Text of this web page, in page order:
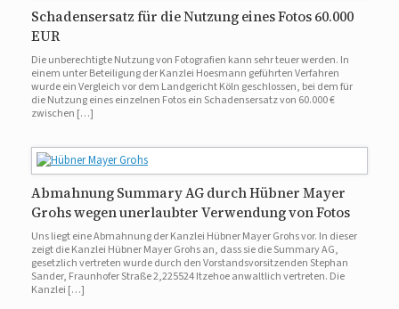
Schadensersatz für die Nutzung eines Fotos 60.000
EUR
Die unberechtigte Nutzung von Fotografien kann sehr teuer werden. In
einem unter Beteiligung der Kanzlei Hoesmann geführten Verfahren
wurde ein Vergleich vor dem Landgericht Köln geschlossen, bei dem für
die Nutzung eines einzelnen Fotos ein Schadensersatz von 60.000 €
zwischen […]
Abmahnung Summary AG durch Hübner Mayer
Grohs wegen unerlaubter Verwendung von Fotos
Uns liegt eine Abmahnung der Kanzlei Hübner Mayer Grohs vor. In dieser
zeigt die Kanzlei Hübner Mayer Grohs an, dass sie die Summary AG,
gesetzlich vertreten wurde durch den Vorstandsvorsitzenden Stephan
Sander, Fraunhofer Straße 2,225524 Itzehoe anwaltlich vertreten. Die
Kanzlei […]